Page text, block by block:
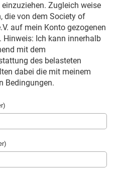
Zugleich weise
die von dem Society of
auf mein Konto gezogenen
Ich kann innerhalb
mit dem
des belasteten
dabei die mit meinem
Bedingungen.